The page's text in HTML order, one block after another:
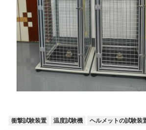
衝撃試験装置 温度試験機 ヘルメットの試験装